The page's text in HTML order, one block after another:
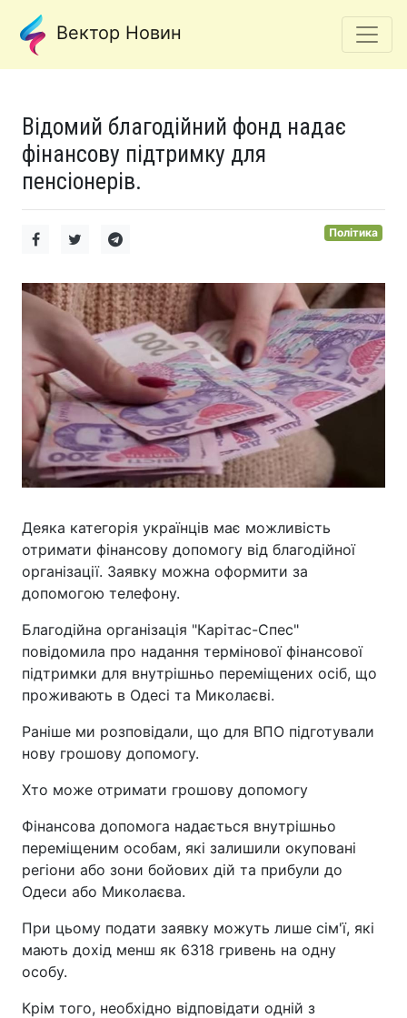
Вектор Новин
Відомий благодійний фонд надає
фінансову підтримку для
пенсіонерів.
Політика
Деяка категорія українців має можливість
отримати фінансову допомогу від благодійної
організації. Заявку можна оформити за
допомогою телефону.
Благодійна організація "Карітас-Спес"
повідомила про надання термінової фінансової
підтримки для внутрішньо переміщених осіб, що
проживають в Одесі та Миколаєві.
Раніше ми розповідали, що для ВПО підготували
нову грошову допомогу.
Хто може отримати грошову допомогу
Фінансова допомога надається внутрішньо
переміщеним особам, які залишили окуповані
регіони або зони бойових дій та прибули до
Одеси або Миколаєва.
При цьому подати заявку можуть лише сім'ї, які
мають дохід менш як 6318 гривень на одну
особу.
Крім того, необхідно відповідати одній з